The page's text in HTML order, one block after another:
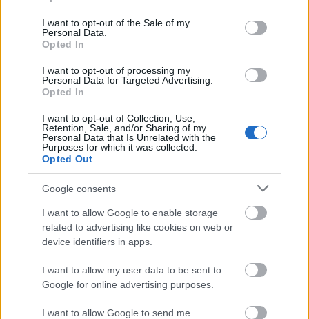
use your data for below specified purposes in below Google
consent section.
I want to opt-out of the Sale of my
Personal Data.
Opted In
I want to opt-out of processing my
Personal Data for Targeted Advertising.
Opted In
I want to opt-out of Collection, Use,
Retention, Sale, and/or Sharing of my
Personal Data that Is Unrelated with the
Purposes for which it was collected.
Opted Out
Google consents
I want to allow Google to enable storage
related to advertising like cookies on web or
device identifiers in apps.
I want to allow my user data to be sent to
Google for online advertising purposes.
I want to allow Google to send me
Χρησιμοποιείς Google passkeys για τους κωδικούς σου;
Και όμως μπορούν να τους κλέψουν